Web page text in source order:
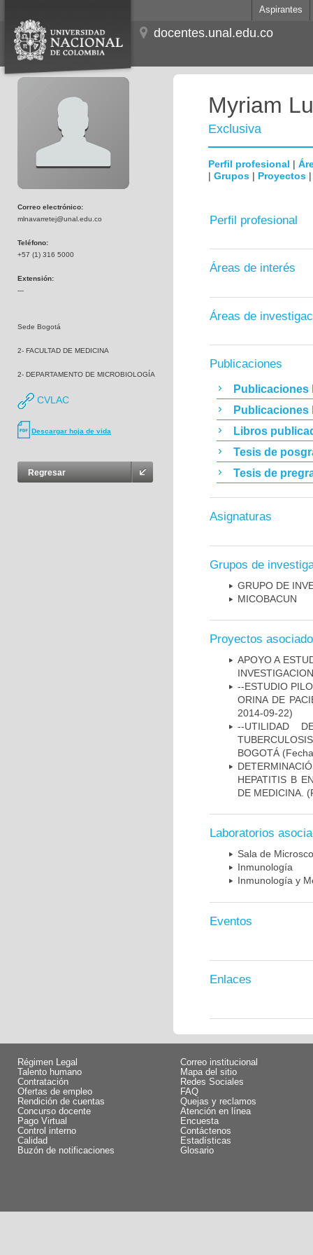
Aspirantes
docentes.unal.edu.co
Correo electrónico:
mlnavarretej@unal.edu.co
Teléfono:
+57 (1) 316 5000
Extensión:
---
Sede Bogotá
2- FACULTAD DE MEDICINA
2- DEPARTAMENTO DE MICROBIOLOGÍA
CVLAC
Descargar hoja de vida
Regresar
Myriam
Exclusiva
Perfil profesional |
| Grupos | Proyectos
Perfil profesional
Áreas de interés
Áreas de
Publicaciones
Publicaciones
Publicaciones
Libros
Tesis de
Tesis de
Asignaturas
Grupos de
GRUPO DE
MICOBAC­UN
Proyectos
APOYO A
--ESTUDIO
ORINA DE
2014-09-22)
--UTILIDAD
BOGOTÁ
HEPATITIS B
DE MEDICINA.
Laboratorios
Sala de
Inmunología
Inmunología y
Eventos
Enlaces
Régimen Legal
Talento humano
Contratación
Ofertas de empleo
Rendición de cuentas
Concurso docente
Pago Virtual
Control interno
Calidad
Buzón de notificaciones
Correo institucional
Mapa del sitio
Redes Sociales
FAQ
Quejas y reclamos
Atención en línea
Encuesta
Contáctenos
Estadísticas
Glosario